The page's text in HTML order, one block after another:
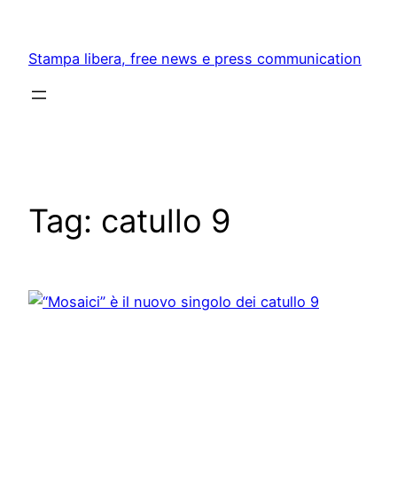
content
Stampa libera, free news e press communication
Tag: catullo 9